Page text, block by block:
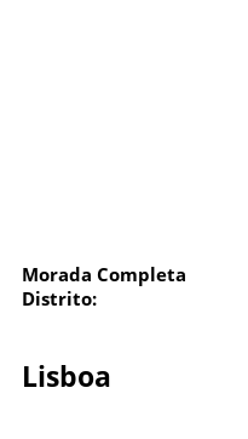
Morada Completa
Distrito:
Lisboa